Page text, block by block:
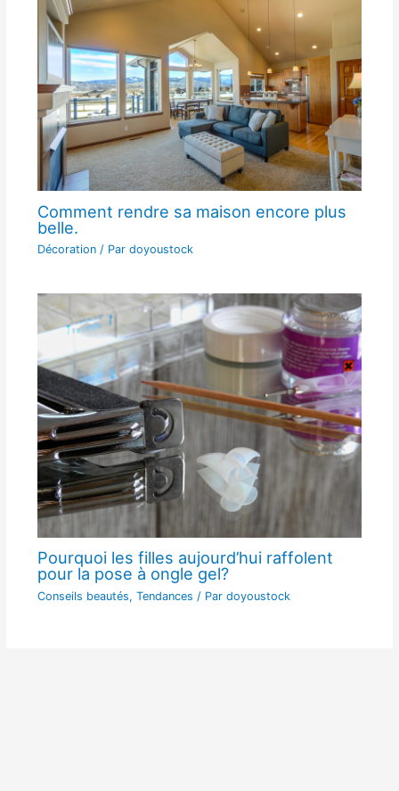
Comment rendre sa maison encore plus
belle.
Décoration/ Par doyoustock
Pourquoi les filles aujourd’hui raffolent
pour la pose à ongle gel?
Conseils beautés, Tendances / Par doyoustock